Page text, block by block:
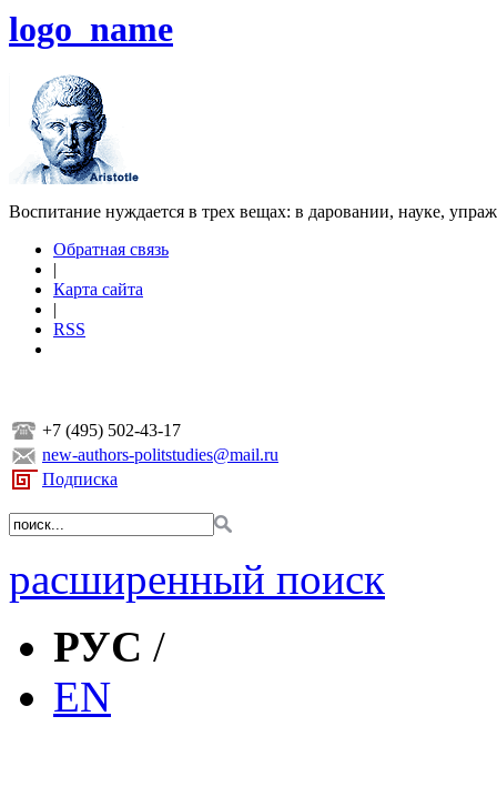
logo_name
Воспитание нуждается в трех вещах: в даровании, науке,
Обратная связь
|
Карта сайта
|
RSS
+7 (495) 502-43-17
new-authors-politstudies@mail.ru
Подписка
расширенный поиск
РУС /
EN